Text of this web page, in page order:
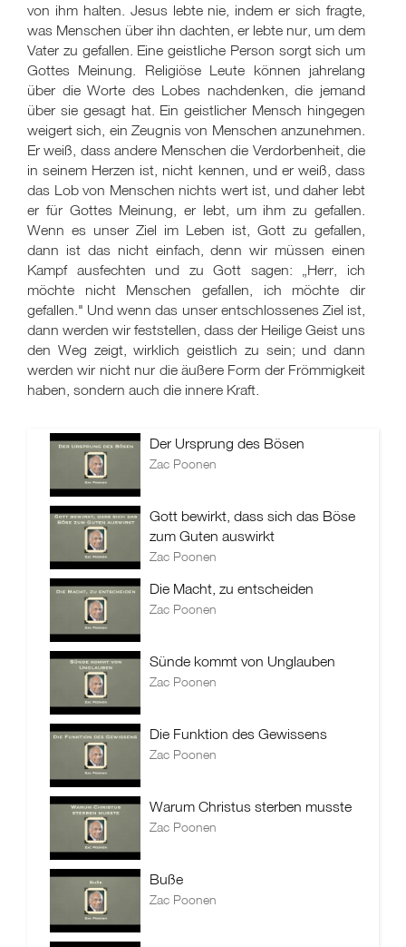
von ihm halten. Jesus lebte nie, indem er sich fragte,
was Menschen über ihn dachten, er lebte nur, um dem
Vater zu gefallen. Eine geistliche Person sorgt sich um
Gottes Meinung. Religiöse Leute können jahrelang
über die Worte des Lobes nachdenken, die jemand
über sie gesagt hat. Ein geistlicher Mensch hingegen
weigert sich, ein Zeugnis von Menschen anzunehmen.
Er weiß, dass andere Menschen die Verdorbenheit, die
in seinem Herzen ist, nicht kennen, und er weiß, dass
das Lob von Menschen nichts wert ist, und daher lebt
er für Gottes Meinung, er lebt, um ihm zu gefallen.
Wenn es unser Ziel im Leben ist, Gott zu gefallen,
dann ist das nicht einfach, denn wir müssen einen
Kampf ausfechten und zu Gott sagen: „Herr, ich
möchte nicht Menschen gefallen, ich möchte dir
gefallen." Und wenn das unser entschlossenes Ziel ist,
dann werden wir feststellen, dass der Heilige Geist uns
den Weg zeigt, wirklich geistlich zu sein; und dann
werden wir nicht nur die äußere Form der Frömmigkeit
haben, sondern auch die innere Kraft.
Der Ursprung des Bösen
Zac Poonen
Gott bewirkt, dass sich das Böse
zum Guten auswirkt
Zac Poonen
Die Macht, zu entscheiden
Zac Poonen
Sünde kommt von Unglauben
Zac Poonen
Die Funktion des Gewissens
Zac Poonen
Warum Christus sterben musste
Zac Poonen
Buße
Zac Poonen